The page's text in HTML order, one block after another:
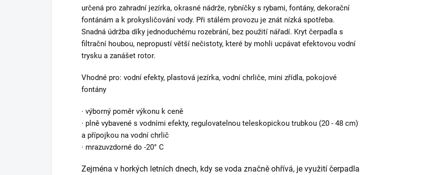
určená pro zahradní jezírka, okrasné nádrže, rybníčky s rybami, fontány, dekorační
fontánám a k prokysličování vody. Při stálém provozu je znát nízká spotřeba.
Snadná údržba díky jednoduchému rozebrání, bez použití nářadí. Kryt čerpadla s
filtrační houbou, nepropustí větší nečistoty, které by mohli ucpávat efektovou vodní
trysku a zanášet rotor.
Vhodné pro: vodní efekty, plastová jezírka, vodní chrliče, mini zřídla, pokojové
fontány
· výborný poměr výkonu k ceně
· plně vybavené s vodními efekty, regulovatelnou teleskopickou trubkou (20 - 48 cm)
a přípojkou na vodní chrlič
· mrazuvzdorné do -20° C
Zejména v horkých letních dnech, kdy se voda značně ohřívá, je využití čerpadla